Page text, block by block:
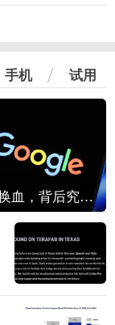
手机 试用
谷歌AI大换血，背后究竟发生了什么？